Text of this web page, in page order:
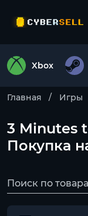
Xbox
Главная Игры
3 Minutes
Покупка